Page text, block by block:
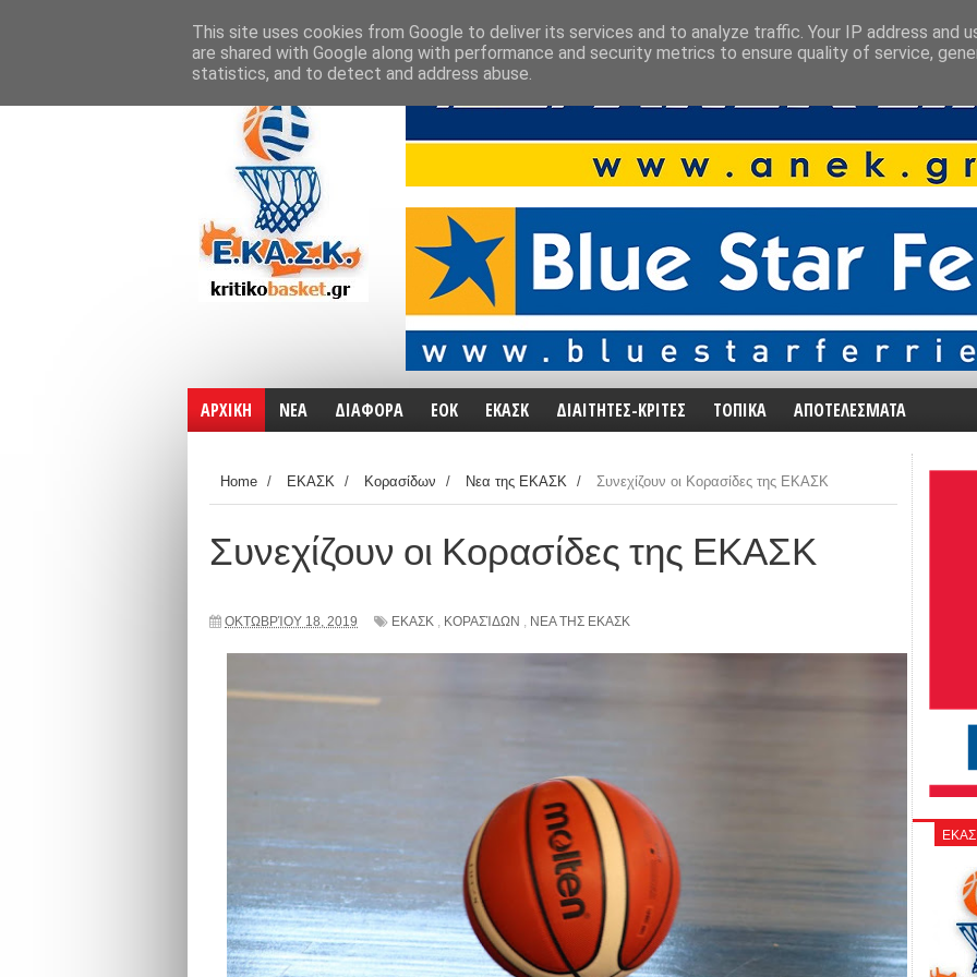
ΑΡΧΙΚΗ ΝΕΑ ΔΙΑΦΟΡΑ ΕΟΚ ΕΚΑΣΚ ΔΙΑΙΤΗΤΕΣ-ΚΡΙΤΕΣ ΤΟΠΙΚΑ ΑΠΟΤΕΛΕΣΜΑΤΑ
Home / ΕΚΑΣΚ / Κορασίδων / Νεα της ΕΚΑΣΚ / Συνεχίζουν οι Κορασίδες της ΕΚΑΣΚ
Συνεχίζουν οι Κορασίδες της ΕΚΑΣΚ
ΟΚΤΩΒΡΊΟΥ 18, 2019 ΕΚΑΣΚ , ΚΟΡΑΣΊΔΩΝ , ΝΕΑ ΤΗΣ ΕΚΑΣΚ
This site uses cookies from Google to deliver its services and to analyze traffic. Your IP address and
are shared with Google along with performance and security metrics to ensure quality of service,
statistics, and to detect and address abuse.